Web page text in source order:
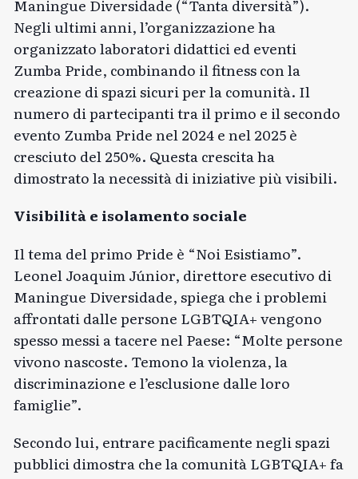
Maningue Diversidade (“Tanta diversità”).
Negli ultimi anni, l’organizzazione ha
organizzato laboratori didattici ed eventi
Zumba Pride, combinando il fitness con la
creazione di spazi sicuri per la comunità. Il
numero di partecipanti tra il primo e il secondo
evento Zumba Pride nel 2024 e nel 2025 è
cresciuto del 250%. Questa crescita ha
dimostrato la necessità di iniziative più visibili.
Visibilità e isolamento sociale
Il tema del primo Pride è “Noi Esistiamo”.
Leonel Joaquim Júnior, direttore esecutivo di
Maningue Diversidade, spiega che i problemi
affrontati dalle persone LGBTQIA+ vengono
spesso messi a tacere nel Paese: “Molte persone
vivono nascoste. Temono la violenza, la
discriminazione e l’esclusione dalle loro
famiglie”.
Secondo lui, entrare pacificamente negli spazi
pubblici dimostra che la comunità LGBTQIA+ fa